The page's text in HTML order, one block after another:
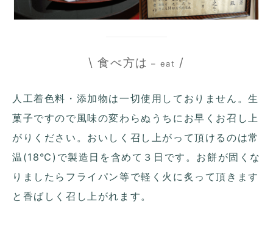
\ 食べ方は – eat /
人工着色料・添加物は一切使用しておりません。生
菓子ですので風味の変わらぬうちにお早くお召し上
がりください。おいしく召し上がって頂けるのは常
温(18℃)で製造日を含めて３日です。お餅が固くな
りましたらフライパン等で軽く火に炙って頂きます
と香ばしく召し上がれます。